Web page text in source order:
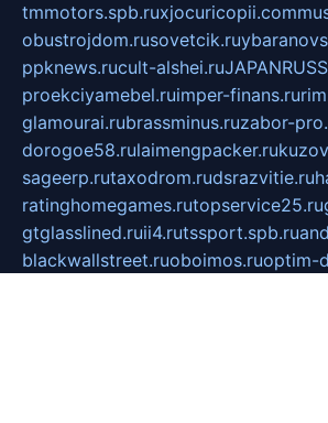
tmmotors.spb.ruxjocuricopii.com
obustrojdom.rusovetcik.ru
ppknews.rucult-alshei.ru
proekciyamebel.ruimper-finans.ru
glamourai.rubrassminus.ruzabor-
dorogoe58.rulaimengpacker.ru
sageerp.rutaxodrom.rudsrazvitie.ru
ratinghomegames.rutopservice25.ru
gtglasslined.ruii4.rutssport.spb.ru
blackwallstreet.ruoboimos.ruoptim-